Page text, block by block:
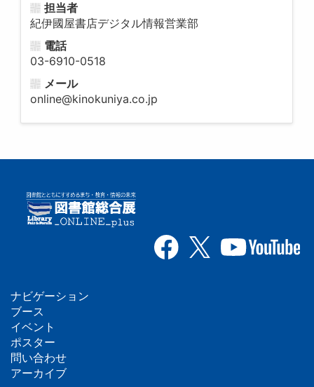
担当者
紀伊國屋書店デジタル情報営業部
電話
03-6910-0518
メール
online@kinokuniya.co.jp
フ
ッ
タ
ナビゲーション
ブース
イベント
ポスター
問い合わせ
アーカイブ